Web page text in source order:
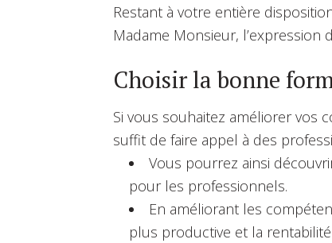
Restant à votre entière
Madame Monsieur, l’expression
Choisir la bonne
Si vous souhaitez améliorer vos
suffit de faire appel à des
Vous pourrez ainsi
pour les professionnels.
En améliorant les
plus productive et la